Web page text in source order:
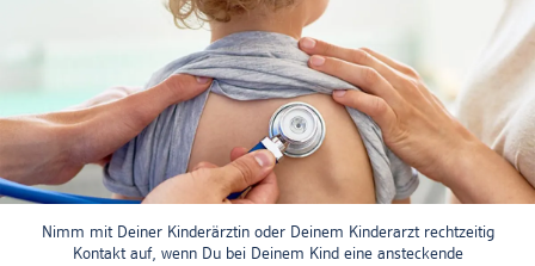
Nimm mit Deiner Kinderärztin oder Deinem Kinderarzt rechtzeitig
Kontakt auf, wenn Du bei Deinem Kind eine ansteckende